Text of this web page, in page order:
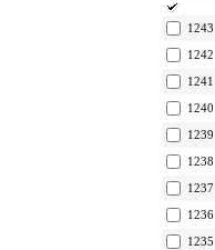
1243
1242
1241
1240
1239
1238
1237
1236
1235